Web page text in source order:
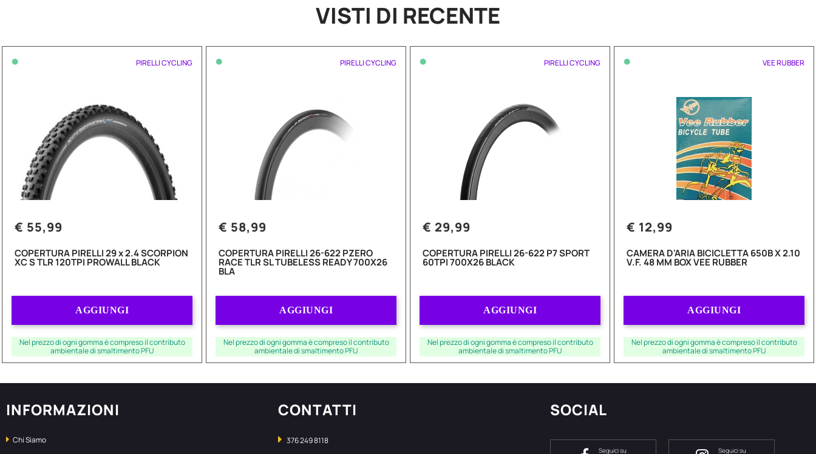
VISTI DI RECENTE
• PIRELLI CYCLING
€ 55,99
COPERTURA PIRELLI 29 x 2.4 SCORPION
XC S TLR 120TPI PROWALL BLACK
AGGIUNGI
Nel prezzo di ogni gomma è compreso il contributo
ambientale di smaltimento PFU
• PIRELLI CYCLING
€ 58,99
COPERTURA PIRELLI 26-622 PZERO
RACE TLR SL TUBELESS READY 700X26
BLA
AGGIUNGI
Nel prezzo di ogni gomma è compreso il contributo
ambientale di smaltimento PFU
• PIRELLI CYCLING
€ 29,99
COPERTURA PIRELLI 26-622 P7 SPORT
60TPI 700X26 BLACK
AGGIUNGI
Nel prezzo di ogni gomma è compreso il contributo
ambientale di smaltimento PFU
• VEE RUBBER
€ 12,99
CAMERA D'ARIA BICICLETTA 650B X 2.10
V.F. 48 MM BOX VEE RUBBER
AGGIUNGI
Nel prezzo di ogni gomma è compreso il contributo
ambientale di smaltimento PFU
INFORMAZIONI
Chi Siamo
CONTATTI
376 249 8118
SOCIAL
Seguici su Seguici su